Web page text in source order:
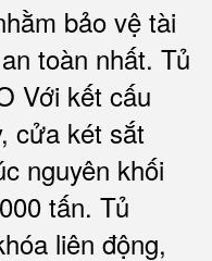
bảo vệ tài
toàn nhất. Tủ
Với kết cấu
cửa két sắt
nguyên khối
tấn. Tủ
liên động,